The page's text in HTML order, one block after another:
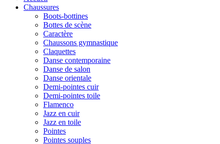
Chaussures
Boots-bottines
Bottes de scène
Caractère
Chaussons gymnastique
Claquettes
Danse contemporaine
Danse de salon
Danse orientale
Demi-pointes cuir
Demi-pointes toile
Flamenco
Jazz en cuir
Jazz en toile
Pointes
Pointes souples